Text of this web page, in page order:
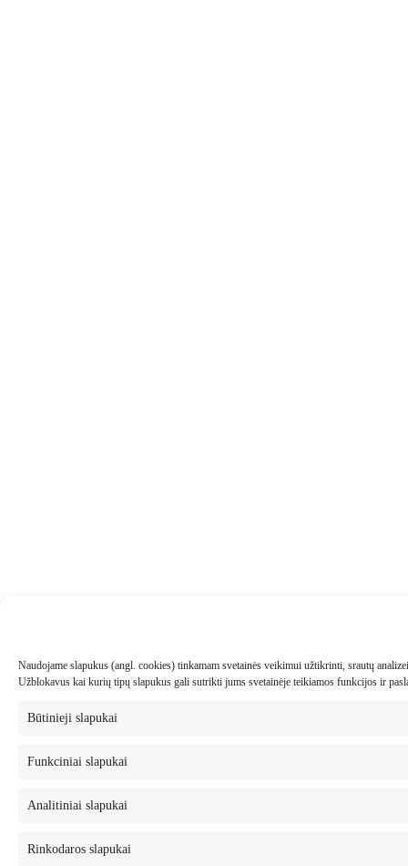
Naudojame slapukus (angl. cookies) tinkamam svetainės veikimui užtikrinti, srautų
Užblokavus kai kurių tipų slapukus gali sutrikti jums svetainėje teikiamos funkcijos ir
Būtinieji slapukai
Funkciniai slapukai
Analitiniai slapukai
Rinkodaros slapukai